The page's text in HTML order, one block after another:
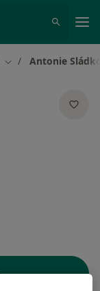
Změna města
Antonie